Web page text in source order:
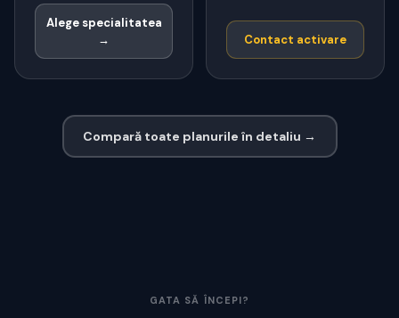
Alege specialitatea
→
Contact activare
Compară toate planurile în detaliu →
GATA SĂ ÎNCEPI?